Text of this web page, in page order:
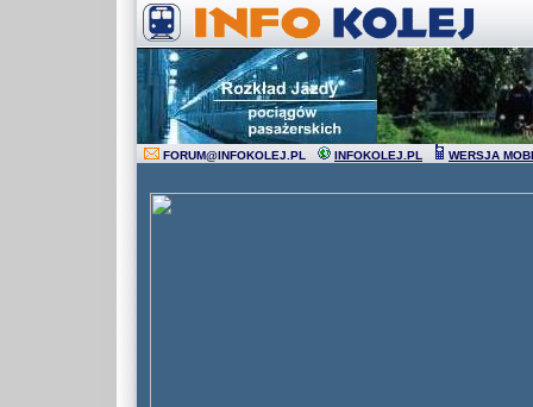
FORUM@INFOKOLEJ.PL INFOKOLEJ.PL WERSJA